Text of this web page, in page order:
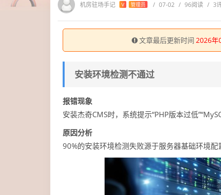
机房驻场手记 V 管理员 / 07-02 / 96阅读 / 3
文章最后更新时间 2026年
安装环境检测不通过
报错现象
安装杰奇CMS时，系统提示“PHP版本过低
原因分析
90%的安装环境检测失败源于服务器基础环境